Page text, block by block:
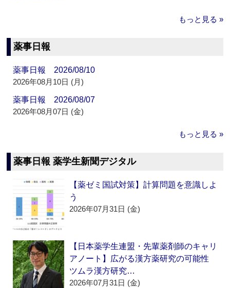
もっと見る »
薬事日報
薬事日報 2026/08/10
2026年08月10日 (月)
薬事日報 2026/08/07
2026年08月07日 (金)
もっと見る »
薬事日報 薬学生新聞デジタル
【薬ゼミ国試対策】計算問題を意識しよ
う
2026年07月31日 (金)
【日本薬学生連盟・先輩薬剤師のキャリ
アノート】広がる漢方薬研究の可能性
ツムラ漢方研究…
2026年07月31日 (金)